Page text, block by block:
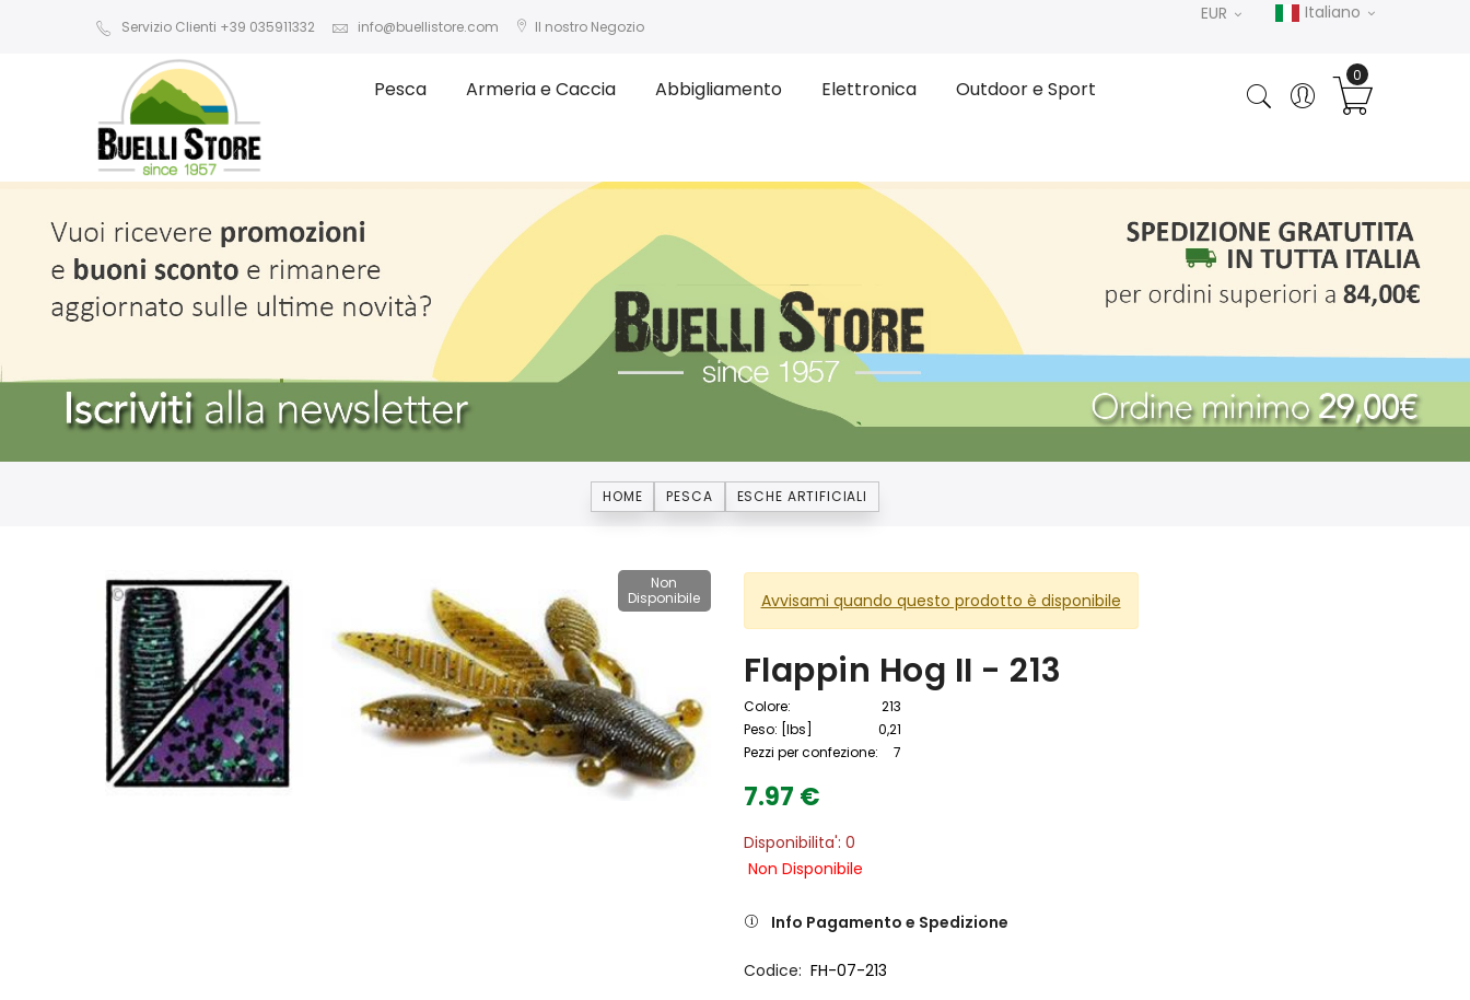
Servizio Clienti +39 035911332 info@buellistore.com Il nostro Negozio
Italiano
EUR
Pesca Armeria e Caccia Abbigliamento Elettronica Outdoor e Sport
HOME PESCA ESCHE ARTIFICIALI
Non
Disponibile
Avvisami quando questo prodotto è disponibile
Flappin Hog II - 213
Colore:
213
Peso: [lbs]
0,21
Pezzi per confezione:
7
7.97 €
Disponibilita': 0
Non Disponibile
Info Pagamento e Spedizione
Codice FH-07-213